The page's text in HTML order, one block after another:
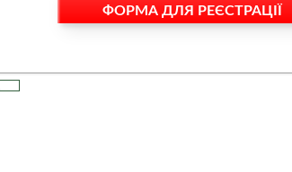
ФОРМА ДЛЯ РЕЄСТРАЦІЇ